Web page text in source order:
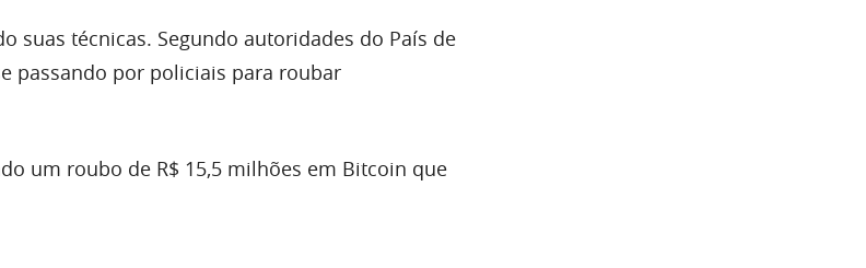
suas técnicas. Segundo autoridades do País de
passando por policiais para roubar
um roubo de R$ 15,5 milhões em Bitcoin que